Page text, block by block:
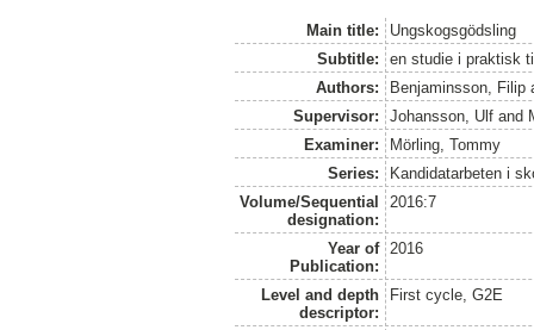
Main title:
Ungskogsgödsling
Subtitle:
en studie i praktisk
Authors:
Benjaminsson, Filip
Supervisor:
Johansson, Ulf and
Examiner:
Mörling, Tommy
Series:
Kandidatarbeten i
Volume/Sequential
designation:
2016:7
Year of
Publication:
2016
Level and depth
descriptor:
First cycle, G2E